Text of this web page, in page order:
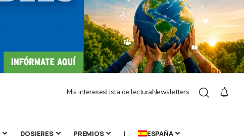
Mis interesesLista de lecturaNewsletters
DOSIERES PREMIOS | ESPAÑA